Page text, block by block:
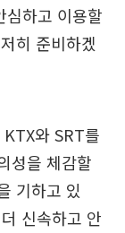
심하고 이용할
히 준비하겠
와 SRT를
성을 체감할
기하고 있
신속하고 안